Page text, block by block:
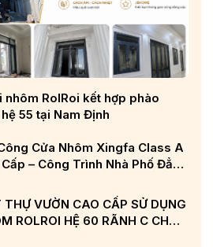
RolRoi kết hợp phào
55 tại Nam Định
Cửa Nhôm Xingfa Class A
– Công Trình Nhà Phố Đẳng
THỰ VƯỜN CAO CẤP SỬ DỤNG
ROLROI HỆ 60 RÃNH C CHÂU